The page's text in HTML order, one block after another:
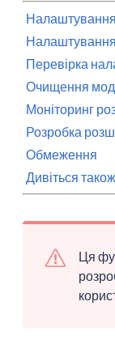
Налаштування
Перевірка
Очищення
Моніторинг
Розробка
Обмеження
Дивіться також
Ця